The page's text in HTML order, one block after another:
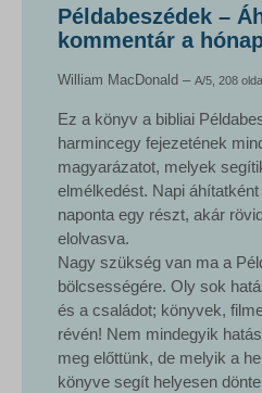
Példabeszédek –
kommentár a
William MacDonald – A/5, 208
Ez a könyv a bibliai
harmincegy fejezetének
magyarázatot, melyek
elmélkedést. Napi
naponta egy részt, akár
elolvasva.
Nagy szükség van ma a
bölcsességére. Oly sok
és a családot; könyvek,
révén! Nem mindegyik
meg előttünk, de melyik a
könyve segít helyesen